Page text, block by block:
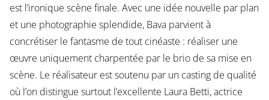
est l’ironique scène finale. Avec une idée nouvelle par plan
et une photographie splendide, Bava parvient à
concrétiser le fantasme de tout cinéaste : réaliser une
œuvre uniquement charpentée par le brio de sa mise en
scène. Le réalisateur est soutenu par un casting de qualité
où l’on distingue surtout l’excellente Laura Betti, actrice